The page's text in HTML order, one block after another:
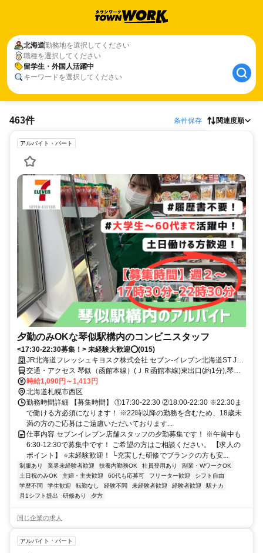
北海道勤務地を選択してください
職種を選択してください
留学生・外国人活躍中
キーワードを選択してください
463件 条件保存 関連度順
アルバイト・パート
夕勤のみOKな琴似駅構内のコンビニスタッフ
<17:30-22:30募集！> 未経験大歓迎⭕️(015)
JR北海道フレッシュキヨスク株式会社 セブン-イレブン北海道ST JR
琴似店
交通・アクセス 琴似（函館本線）(ＪＲ函館本線)東出口(約1分),琴似
（札幌市営）(札幌市営東西線)3番口(約10分),八軒(ＪＲ札沼線〔学園
都市線〕)出入口2(約17分)
時給1,090円～1,413円
北海道札幌市西区
勤務時間詳細 【募集時間】 ①17:30-22:30 ②18:00-22:30 ※22:30ま
で働ける方必須になります！ ※22時以降の勤務を含むため、18歳未
満の方のご応募はご遠慮いただいております...
仕事内容 セブンイレブン店舗スタッフの夕勤募集です！ ※午前中も
6:30-12:30で募集中です！ ご希望の方はご相談ください。 【求人の
ポイント】 ⭐未経験歓迎！ └充実した研修でブランクの方も安...
制服あり 業界未経験者歓迎 扶養内勤務OK 社員登用あり
副業・WワークOK
土日祝のみOK
主婦・主夫歓迎 60代も応募可 フリーター歓迎
シフト自由
学歴不問
学生歓迎 転勤なし 経験不問 未経験者歓迎 経験者歓迎
駅ナカ
月1シフト提出
研修あり 夕方
同じ企業の求人
アルバイト・パート